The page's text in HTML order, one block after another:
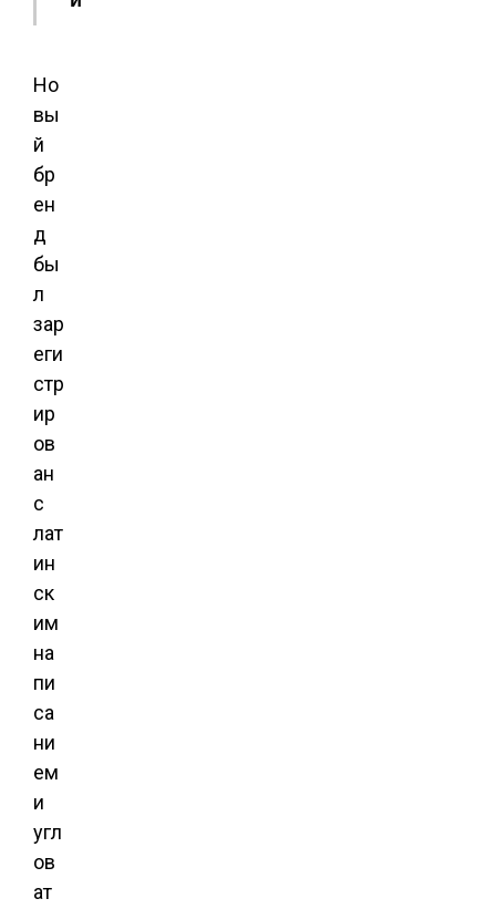
Но
вы
й
бр
ен
д
бы
л
зар
еги
стр
ир
ов
ан
с
лат
ин
ск
им
на
пи
са
ни
ем
и
угл
ов
ат